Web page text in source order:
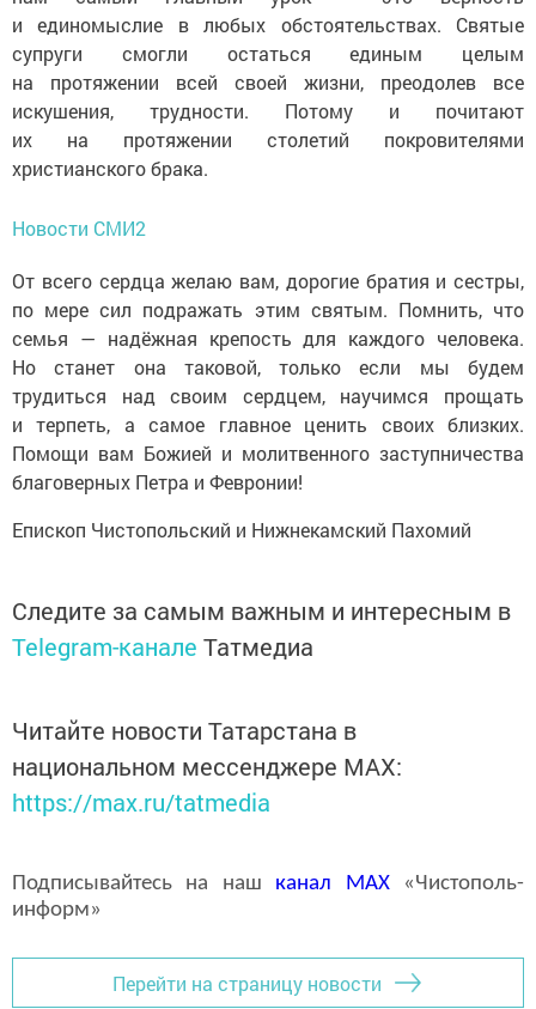
и единомыслие в любых обстоятельствах. Святые
супруги смогли остаться единым целым
на протяжении всей своей жизни, преодолев все
искушения, трудности. Потому и почитают
их на протяжении столетий покровителями
христианского брака.
Новости СМИ2
От всего сердца желаю вам, дорогие братия и сестры,
по мере сил подражать этим святым. Помнить, что
семья — надёжная крепость для каждого человека.
Но станет она таковой, только если мы будем
трудиться над своим сердцем, научимся прощать
и терпеть, а самое главное ценить своих близких.
Помощи вам Божией и молитвенного заступничества
благоверных Петра и Февронии!
Епископ Чистопольский и Нижнекамский Пахомий
Следите за самым важным и интересным в
Telegram-канале Татмедиа
Читайте новости Татарстана в
национальном мессенджере MАХ:
https://max.ru/tatmedia
Подписывайтесь на наш канал MAX«Чистополь-
информ»
Перейти на страницу новости